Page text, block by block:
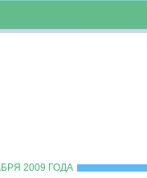
2009 ГОДА